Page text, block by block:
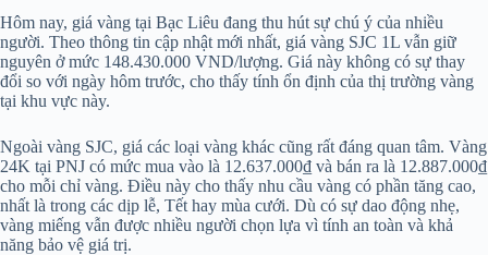
Hôm nay, giá vàng tại Bạc Liêu đang thu hút sự chú ý của nhiều
người. Theo thông tin cập nhật mới nhất, giá vàng SJC 1L vẫn giữ
nguyên ở mức 148.430.000 VND/lượng. Giá này không có sự thay
đổi so với ngày hôm trước, cho thấy tính ổn định của thị trường vàng
tại khu vực này.
Ngoài vàng SJC, giá các loại vàng khác cũng rất đáng quan tâm. Vàng
24K tại PNJ có mức mua vào là 12.637.000₫ và bán ra là 12.887.000₫
cho mỗi chỉ vàng. Điều này cho thấy nhu cầu vàng có phần tăng cao,
nhất là trong các dịp lễ, Tết hay mùa cưới. Dù có sự dao động nhẹ,
vàng miếng vẫn được nhiều người chọn lựa vì tính an toàn và khả
năng bảo vệ giá trị.